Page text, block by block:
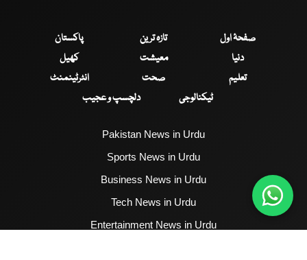
صفحۂ اول تازہ ترین
پاکستان
دنیا
معیشت
کھیل
تعلیم
صحت
انٹرٹینمنٹ
ٹیکنالوجی
دلچسپ و عجیب
Pakistan News in Urdu
Sports News in Urdu
Business News in Urdu
Tech News in Urdu
Entertainment News in Urdu